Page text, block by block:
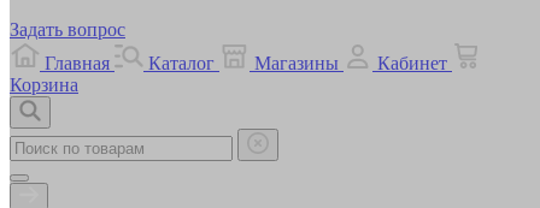
Задать вопрос
Главная
Каталог Магазины
Кабинет
Корзина